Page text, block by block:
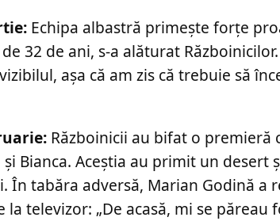
Echipa albastră primește forțe
32 de ani, s-a alăturat
așa că am zis că trebuie să
Războinicii au bifat o premieră
Bianca. Aceștia au primit un
În tabăra adversă, Marian Godină
la televizor: „De acasă, mi se